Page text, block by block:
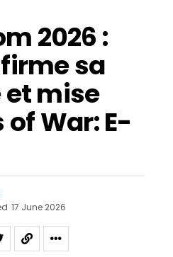
2026 :
sa
et mise
War: E-
17 June 2026